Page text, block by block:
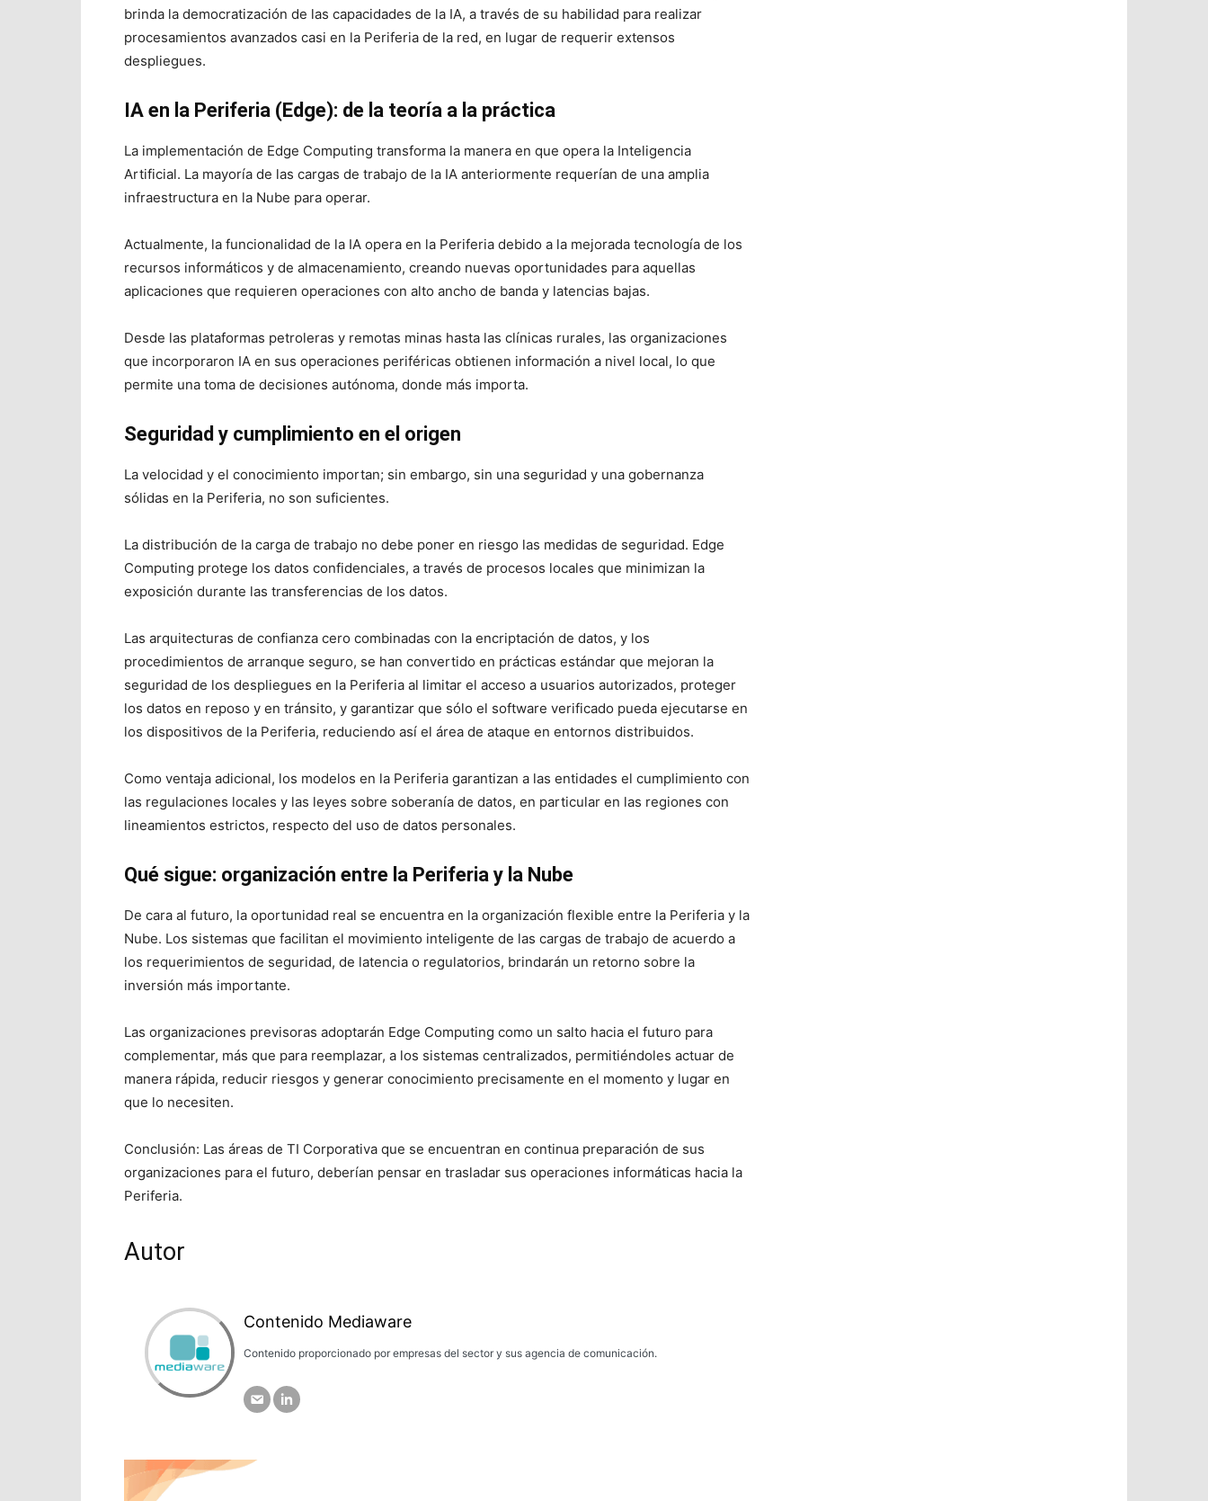
brinda la democratización de las capacidades de la IA, a través de su habilidad para realizar
procesamientos avanzados casi en la Periferia de la red, en lugar de requerir extensos
despliegues.
IA en la Periferia (Edge): de la teoría a la práctica
La implementación de Edge Computing transforma la manera en que opera la Inteligencia
Artificial. La mayoría de las cargas de trabajo de la IA anteriormente requerían de una amplia
infraestructura en la Nube para operar.
Actualmente, la funcionalidad de la IA opera en la Periferia debido a la mejorada tecnología de los
recursos informáticos y de almacenamiento, creando nuevas oportunidades para aquellas
aplicaciones que requieren operaciones con alto ancho de banda y latencias bajas.
Desde las plataformas petroleras y remotas minas hasta las clínicas rurales, las organizaciones
que incorporaron IA en sus operaciones periféricas obtienen información a nivel local, lo que
permite una toma de decisiones autónoma, donde más importa.
Seguridad y cumplimiento en el origen
La velocidad y el conocimiento importan; sin embargo, sin una seguridad y una gobernanza
sólidas en la Periferia, no son suficientes.
La distribución de la carga de trabajo no debe poner en riesgo las medidas de seguridad. Edge
Computing protege los datos confidenciales, a través de procesos locales que minimizan la
exposición durante las transferencias de los datos.
Las arquitecturas de confianza cero combinadas con la encriptación de datos, y los
procedimientos de arranque seguro, se han convertido en prácticas estándar que mejoran la
seguridad de los despliegues en la Periferia al limitar el acceso a usuarios autorizados, proteger
los datos en reposo y en tránsito, y garantizar que sólo el software verificado pueda ejecutarse en
los dispositivos de la Periferia, reduciendo así el área de ataque en entornos distribuidos.
Como ventaja adicional, los modelos en la Periferia garantizan a las entidades el cumplimiento con
las regulaciones locales y las leyes sobre soberanía de datos, en particular en las regiones con
lineamientos estrictos, respecto del uso de datos personales.
Qué sigue: organización entre la Periferia y la Nube
De cara al futuro, la oportunidad real se encuentra en la organización flexible entre la Periferia y la
Nube. Los sistemas que facilitan el movimiento inteligente de las cargas de trabajo de acuerdo a
los requerimientos de seguridad, de latencia o regulatorios, brindarán un retorno sobre la
inversión más importante.
Las organizaciones previsoras adoptarán Edge Computing como un salto hacia el futuro para
complementar, más que para reemplazar, a los sistemas centralizados, permitiéndoles actuar de
manera rápida, reducir riesgos y generar conocimiento precisamente en el momento y lugar en
que lo necesiten.
Conclusión: Las áreas de TI Corporativa que se encuentran en continua preparación de sus
organizaciones para el futuro, deberían pensar en trasladar sus operaciones informáticas hacia la
Periferia.
Autor
Contenido Mediaware
Contenido proporcionado por empresas del sector y sus agencia de comunicación.